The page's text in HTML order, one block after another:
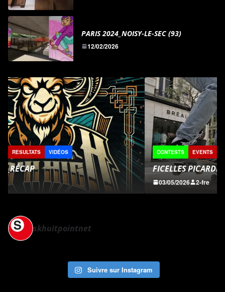
PARIS 2024_NOISY-LE-SEC (93)
12/02/2026
CONTESTS EVENTS REPORTS RESULTATS VIDÉOS
FICELLES PICARDES 2026
03/05/2026 2-fre
skhuitpointnet
Suivre sur Instagram